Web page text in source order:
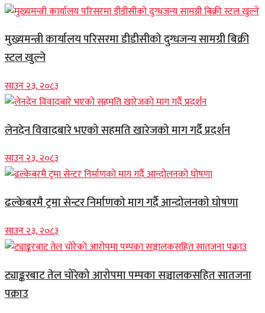
मुख्यमन्त्री कार्यालय परिसरमा डीडीसीको दुग्धजन्य सामग्री बिक्री
स्टल खुल्ने
साउन २३, २०८३
लेनदेन विवादबारे भएको सहमति खारेजको माग गर्दै प्रदर्शन
साउन २३, २०८३
ढल्केबरमै ट्रमा सेन्टर निर्माणको माग गर्दै आन्दोलनको घोषणा
साउन २३, २०८३
ट्याङ्करबाट तेल चोरेको आरोपमा पम्पका सञ्चालकसहित सातजना
पक्राउ